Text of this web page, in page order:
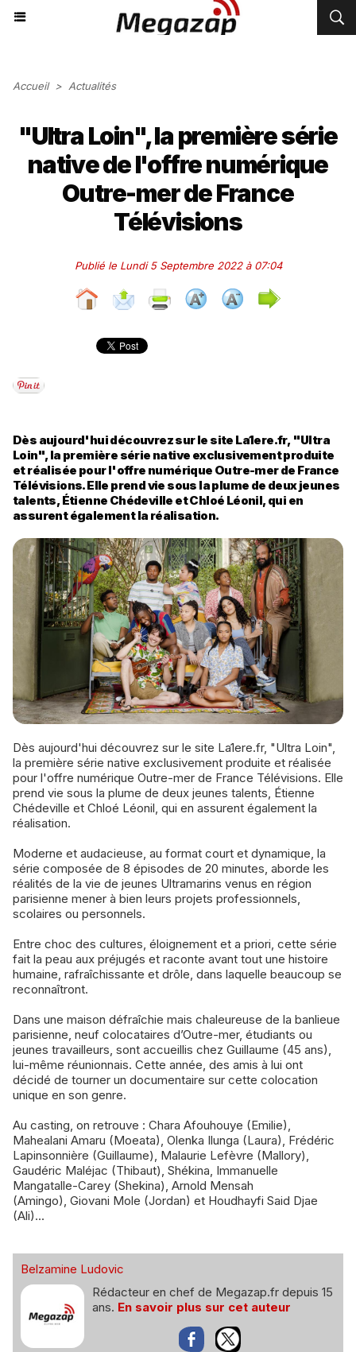
Accueil > Actualités
"Ultra Loin", la première série
native de l'offre numérique
Outre-mer de France
Télévisions
Publié le Lundi 5 Septembre 2022 à 07:04
Dès aujourd'hui découvrez sur le site La1ere.fr, "Ultra
Loin", la première série native exclusivement produite
et réalisée pour l'offre numérique Outre-mer de France
Télévisions. Elle prend vie sous la plume de deux jeunes
talents, Étienne Chédeville et Chloé Léonil, qui en
assurent également la réalisation.
Dès aujourd'hui découvrez sur le site La1ere.fr, "Ultra Loin",
la première série native exclusivement produite et réalisée
pour l'offre numérique Outre-mer de France Télévisions. Elle
prend vie sous la plume de deux jeunes talents, Étienne
Chédeville et Chloé Léonil, qui en assurent également la
réalisation.
Moderne et audacieuse, au format court et dynamique, la
série composée de 8 épisodes de 20 minutes, aborde les
réalités de la vie de jeunes Ultramarins venus en région
parisienne mener à bien leurs projets professionnels,
scolaires ou personnels.
Entre choc des cultures, éloignement et a priori, cette série
fait la peau aux préjugés et raconte avant tout une histoire
humaine, rafraîchissante et drôle, dans laquelle beaucoup se
reconnaîtront.
Dans une maison défraîchie mais chaleureuse de la banlieue
parisienne, neuf colocataires d’Outre-mer, étudiants ou
jeunes travailleurs, sont accueillis chez Guillaume (45 ans),
lui-même réunionnais. Cette année, des amis à lui ont
décidé de tourner un documentaire sur cette colocation
unique en son genre.
Au casting, on retrouve : Chara Afouhouye (Emilie),
Mahealani Amaru (Moeata), Olenka Ilunga (Laura), Frédéric
Lapinsonnière (Guillaume), Malaurie Lefèvre (Mallory),
Gaudéric Maléjac (Thibaut), Shékina, Immanuelle
Mangatalle-Carey (Shekina), Arnold Mensah
(Amingo), Giovani Mole (Jordan) et Houdhayfi Said Djae
(Ali)...
Belzamine Ludovic
Rédacteur en chef de Megazap.fr depuis 15
ans. En savoir plus sur cet auteur